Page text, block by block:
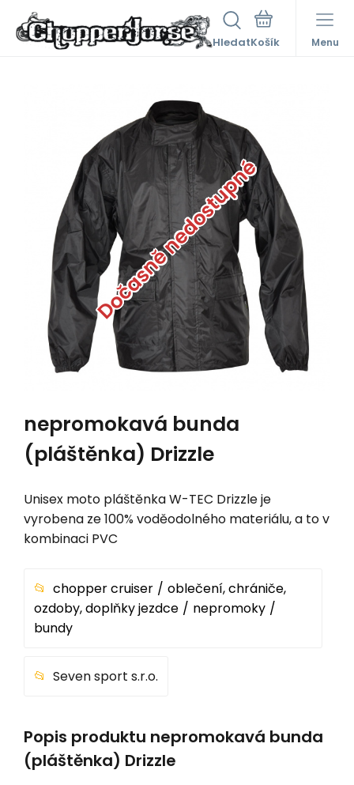
Hledat Menu
Dočasně nedostupné
nepromokavá bunda
(pláštěnka) Drizzle
Unisex moto pláštěnka W-TEC Drizzle je
vyrobena ze 100% voděodolného materiálu, a to v
kombinaci PVC
chopper cruiser
oblečení, chrániče,
ozdoby, doplňky jezdce
nepromoky
bundy
Seven sport s.r.o.
Popis produktu nepromokavá bunda
(pláštěnka) Drizzle